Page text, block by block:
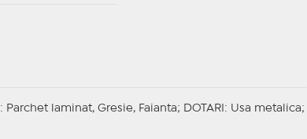
: Parchet laminat, Gresie, Faianta; DOTARI : Usa metalica;